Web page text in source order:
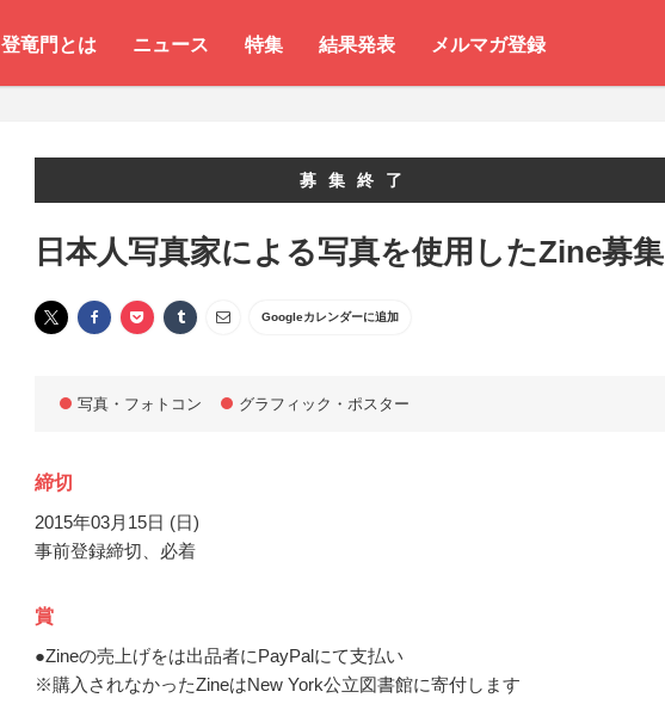
登竜門とは ニュース 特集 結果発表 メルマガ登録
募集終了
日本人写真家による写真を使用したZine募集
Googleカレンダーに追加
写真・フォトコン グラフィック・ポスター
締切
2015年03月15日 (日)
事前登録締切、必着
賞
●Zineの売上げをは出品者にPayPalにて支払い
※購入されなかったZineはNew York公立図書館に寄付します